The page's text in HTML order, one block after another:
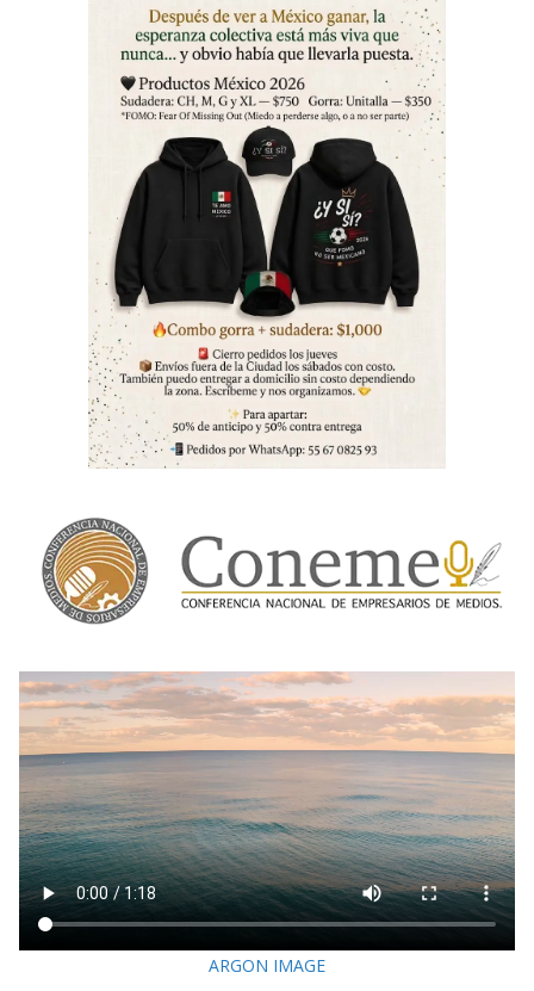
ARGON IMAGE